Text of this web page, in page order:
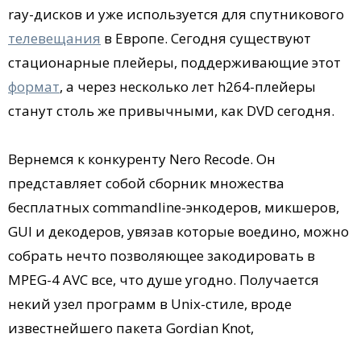
ray-дисков и уже используется для спутникового
телевещания в Европе. Сегодня существуют
стационарные плейеры, поддерживающие этот
формат, а через несколько лет h264-плейеры
станут столь же привычными, как DVD сегодня.
Вернемся к конкуренту Nero Recode. Он
представляет собой сборник множества
бесплатных commandline-энкодеров, микшеров,
GUI и декодеров, увязав которые воедино, можно
собрать нечто позволяющее закодировать в
MPEG-4 AVC все, что душе угодно. Получается
некий узел программ в Unix-стиле, вроде
известнейшего пакета Gordian Knot,